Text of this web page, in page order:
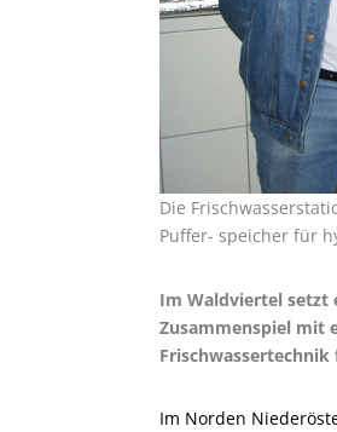
Die
Puffer- speicher für
Im Waldviertel setzt
Zusammenspiel mit
Im Norden